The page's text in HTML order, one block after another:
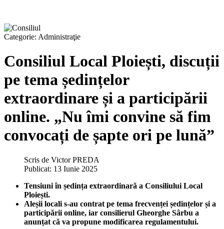
Categorie: Administraţie
Consiliul Local Ploiești, discuții
pe tema ședințelor
extraordinare și a participării
online. „Nu îmi convine să fim
convocați de șapte ori pe lună”
Scris de Victor PREDA
Publicat: 13 Iunie 2025
Tensiuni în ședința extraordinară a Consiliului Local
Ploiești.
Aleșii locali s-au contrat pe tema frecvenței ședințelor și a
participării online, iar consilierul Gheorghe Sârbu a
anunțat că va propune modificarea regulamentului.